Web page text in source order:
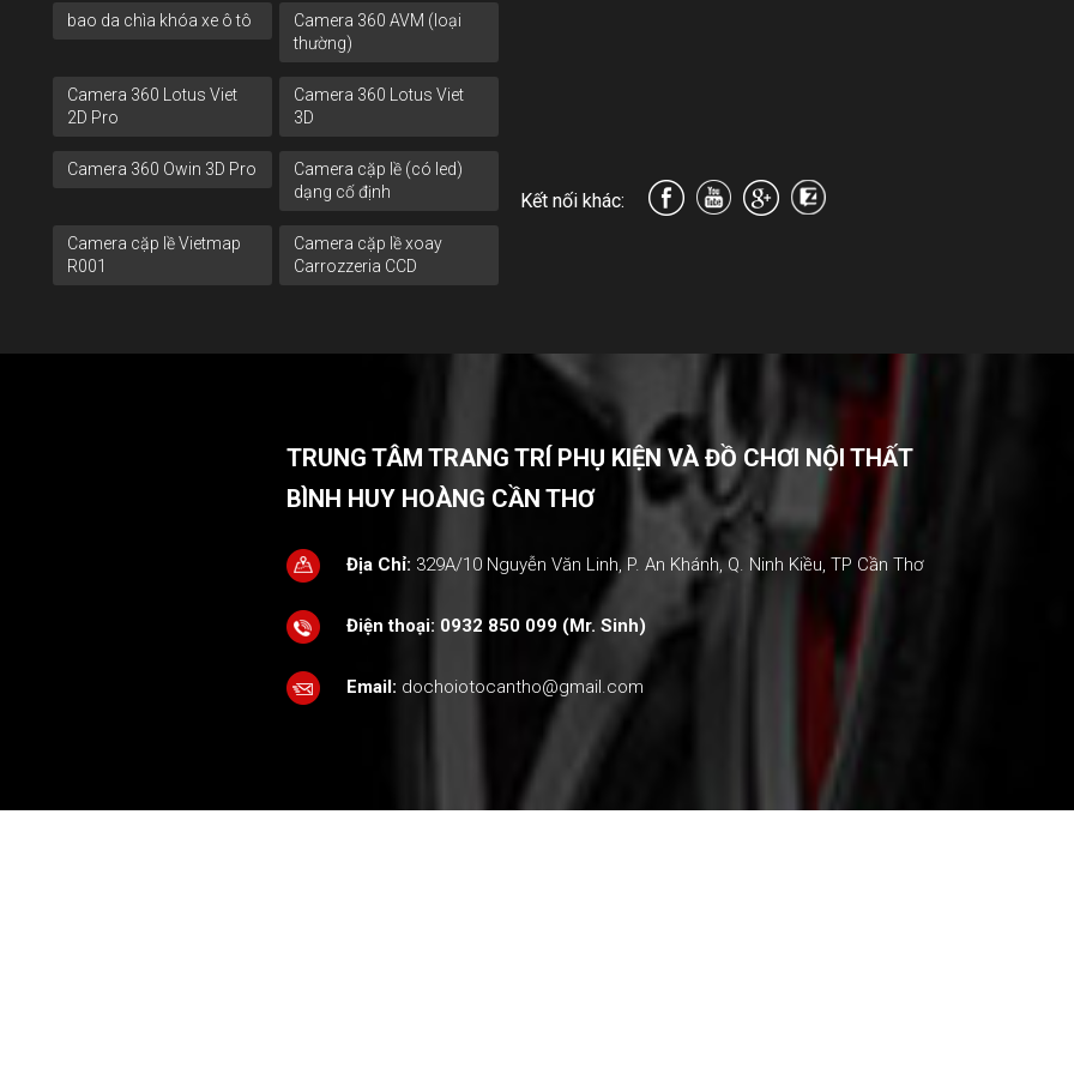
bao da chìa khóa xe ô tô
Camera 360 AVM (loại
thường)
Camera 360 Lotus Viet
2D Pro
Camera 360 Lotus Viet
3D
Camera 360 Owin 3D Pro
Camera cặp lề (có led)
dạng cố định
Camera cặp lề Vietmap
R001
Camera cặp lề xoay
Carrozzeria CCD
Kết nối khác:
TRUNG TÂM TRANG TRÍ PHỤ KIỆN VÀ ĐỒ CHƠI NỘI THẤT
BÌNH HUY HOÀNG CẦN THƠ
Địa Chỉ: 329A/10 Nguyễn Văn Linh, P. An Khánh, Q. Ninh Kiều, TP Cần Thơ
Điện thoại: 0932 850 099 (Mr. Sinh)
Email: dochoiotocantho@gmail.com